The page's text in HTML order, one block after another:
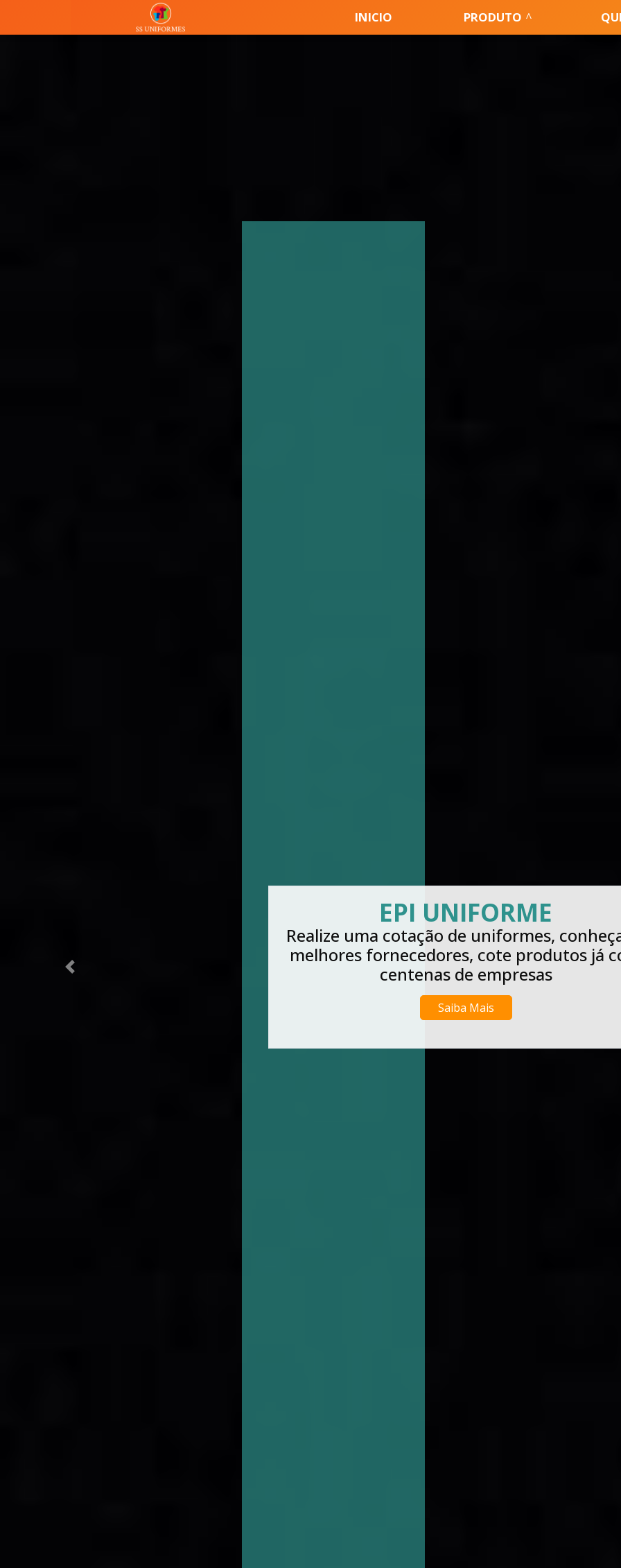
INICIO PRODUTO
LAVAGENS DE
INDUSTRIAIS
Realize agora uma cotação de lavagens
uniformes industriais, conheça os
fornecedores, cote produtos já com
de empresas
Previous